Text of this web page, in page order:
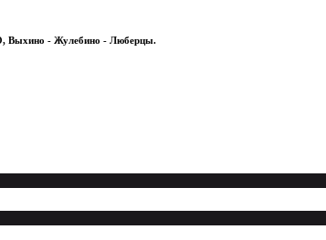
Выхино - Жулебино - Люберцы.